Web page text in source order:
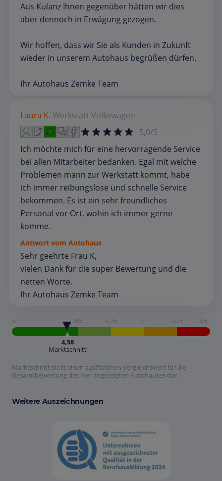
Aus Kulanz Ihnen gegenüber hätten wir dies
aber dennoch in Erwägung gezogen.
Wir hoffen, dass wir Sie als Kunden in Zukunft
wieder in unserem Autohaus begrüßen dürfen.
Ihr Autohaus Zemke Team
Laura K. Werkstatt Volkswagen
5,0/5
Ich möchte mich für eine hervorragende Service
bei allen Mitarbeiter bedanken. Egal mit welche
Problemen mann zur Werkstatt kommt, habe
ich immer reibungslose und schnelle Service
bekommen. Es ist ein sehr freundliches
Personal vor Ort, wohin ich immer gerne
komme.
Antwort vom Autohaus
Sehr geehrte Frau K,
vielen Dank für die super Bewertung und die
netten Worte.
Ihr Autohaus Zemke Team
5 4,5 4,25 4 3,75 3,5
4,58
Marktschnitt
Marktschnitt stellt einen zusätzlichen Vergleichswert für die
Gesamtbewertung des hier angezeigten Autohauses dar.
Weitere Auszeichnungen